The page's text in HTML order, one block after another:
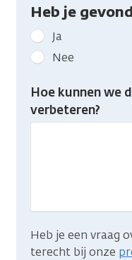
Heb je
Geef
kanker.nl
feedback:
Heb
gevonden
Ja
Nee
Hoe kunnen we
verbeteren?
Heb je een vraag
terecht bij onze